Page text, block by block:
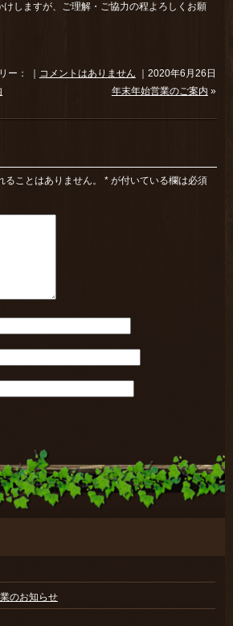
けしますが、ご理解・ご協力の程よろしくお願
ー： ｜ コメントはありません ｜2020年6月26日
年末年始営業のご案内 »
ことはありません。 * が付いている欄は必須
のお知らせ